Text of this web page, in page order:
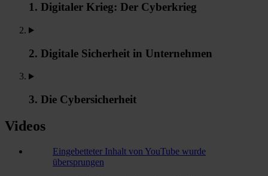
1. Digitaler Krieg: Der Cyberkrieg
2. Digitale Sicherheit in Unternehmen
3. Die Cybersicherheit
Videos
Eingebetteter Inhalt von YouTube wurde
übersprungen